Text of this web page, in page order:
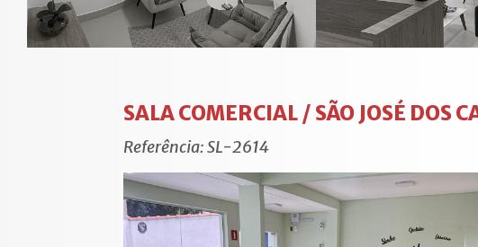
SALA COMERCIAL / SÃO JOSÉ DOS
Referência: SL-2614